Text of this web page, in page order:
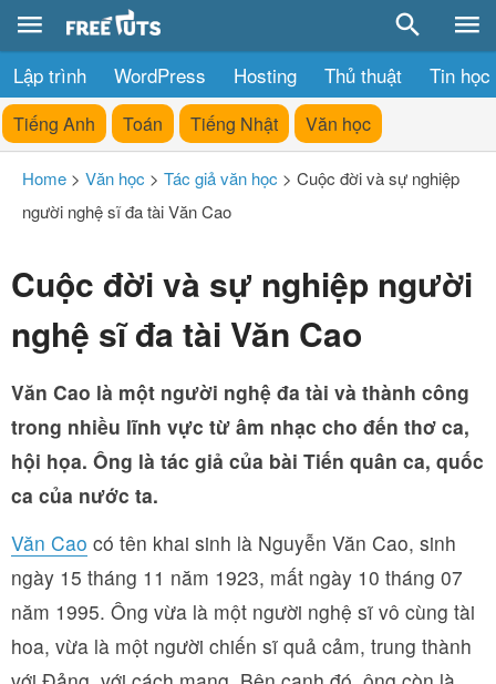
Lập trình WordPress Hosting Thủ thuật Tin học
Tiếng Anh Toán Tiếng Nhật Văn học
Home > Văn học > Tác giả văn học > Cuộc đời và sự nghiệp
người nghệ sĩ đa tài Văn Cao
Cuộc đời và sự nghiệp người
nghệ sĩ đa tài Văn Cao
Văn Cao là một người nghệ đa tài và thành công
trong nhiều lĩnh vực từ âm nhạc cho đến thơ ca,
hội họa. Ông là tác giả của bài Tiến quân ca, quốc
ca của nước ta.
Văn Cao có tên khai sinh là Nguyễn Văn Cao, sinh
ngày 15 tháng 11 năm 1923, mất ngày 10 tháng 07
năm 1995. Ông vừa là một người nghệ sĩ vô cùng tài
hoa, vừa là một người chiến sĩ quả cảm, trung thành